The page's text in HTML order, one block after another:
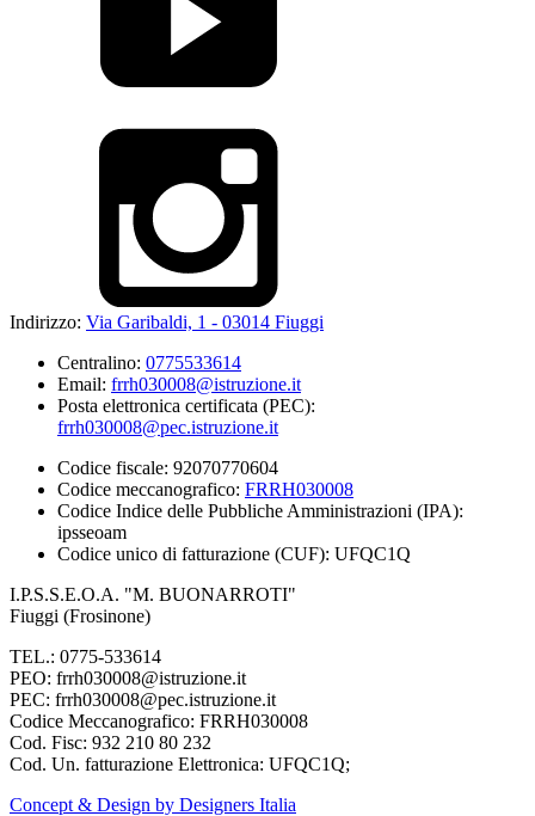
Indirizzo: Via Garibaldi, 1 - 03014 Fiuggi
Centralino: 0775533614
Email: frrh030008@istruzione.it
Posta elettronica certificata (PEC):
frrh030008@pec.istruzione.it
Codice fiscale: 92070770604
Codice meccanografico: FRRH030008
Codice Indice delle Pubbliche Amministrazioni (IPA):
ipsseoam
Codice unico di fatturazione (CUF): UFQC1Q
I.P.S.S.E.O.A. "M. BUONARROTI"
Fiuggi (Frosinone)
TEL.: 0775-533614
PEO: frrh030008@istruzione.it
PEC: frrh030008@pec.istruzione.it
Codice Meccanografico: FRRH030008
Cod. Fisc: 932 210 80 232
Cod. Un. fatturazione Elettronica: UFQC1Q;
Concept & Design by Designers Italia